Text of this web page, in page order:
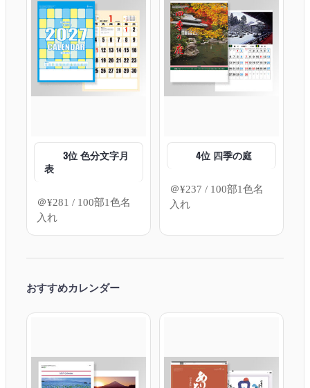
3位 色分文字月
表
＠¥281 / 100部1色名
入れ
4位 四季の庭
＠¥237 / 100部1色名
入れ
おすすめカレンダー